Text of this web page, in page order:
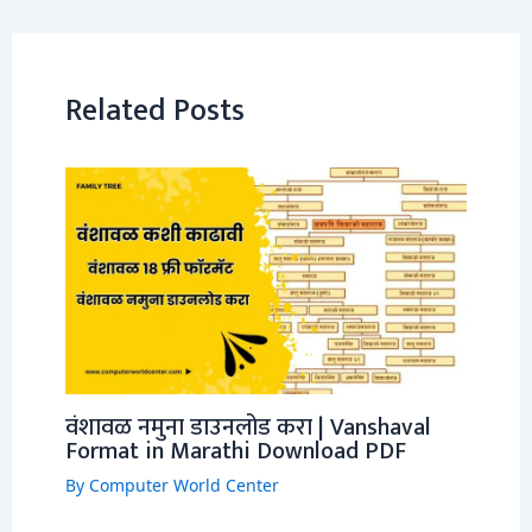
Related Posts
वंशावळ नमुना डाउनलोड करा | Vanshaval
Format in Marathi Download PDF
By Computer World Center